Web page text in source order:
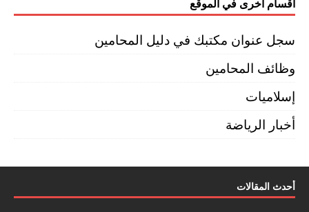
أقسام أخرى في الموقع
سجل عنوان مكتبك في دليل المحامين
وظائف المحامين
إسلاميات
أخبار الرياضة
أحدث المقالات